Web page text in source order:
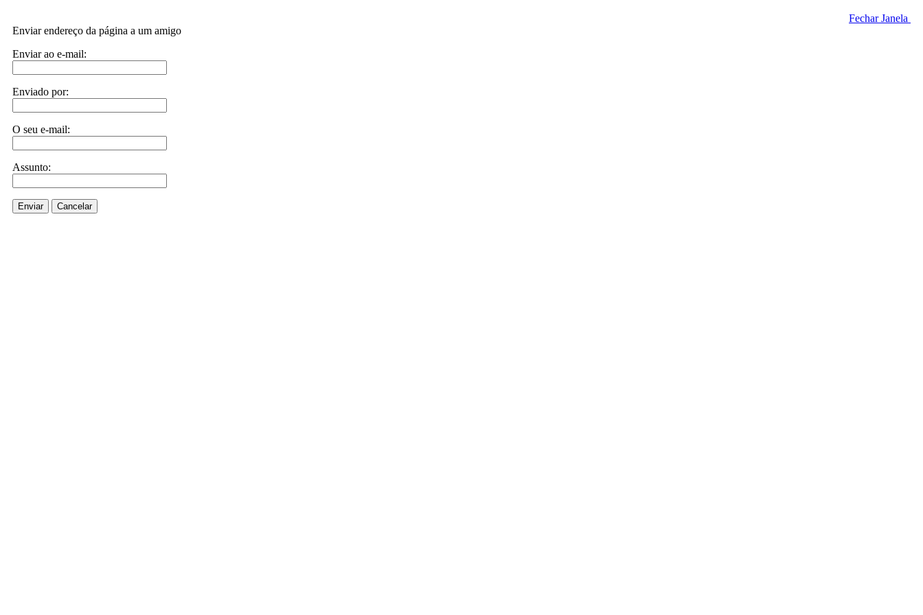
Fechar Janela
Enviar endereço da página a um amigo
Enviar ao e-mail:
Enviado por:
O seu e-mail:
Assunto:
Enviar Cancelar